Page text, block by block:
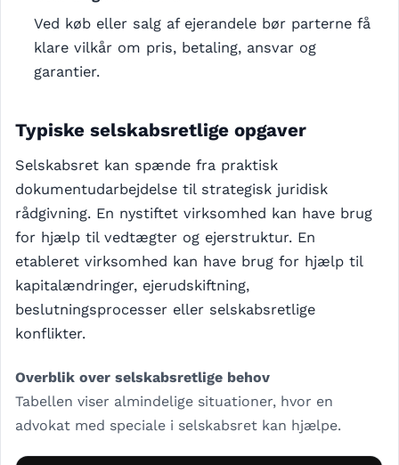
Ved køb eller salg af ejerandele bør parterne få
klare vilkår om pris, betaling, ansvar og
garantier.
Typiske selskabsretlige opgaver
Selskabsret kan spænde fra praktisk
dokumentudarbejdelse til strategisk juridisk
rådgivning. En nystiftet virksomhed kan have brug
for hjælp til vedtægter og ejerstruktur. En
etableret virksomhed kan have brug for hjælp til
kapitalændringer, ejerudskiftning,
beslutningsprocesser eller selskabsretlige
konflikter.
Overblik over selskabsretlige behov
Tabellen viser almindelige situationer, hvor en
advokat med speciale i selskabsret kan hjælpe.